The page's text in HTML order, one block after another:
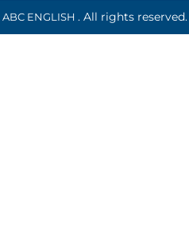
ABC ENGLISH . All rights reserved.